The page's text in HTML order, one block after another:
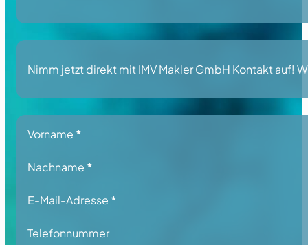
Nimm jetzt direkt mit IMV Makler GmbH Kontakt auf!
Section
Vorname *
Nachname *
E-Mail-Adresse *
Telefonnummer